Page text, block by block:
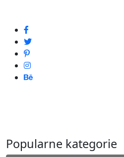
Popularne kategorie